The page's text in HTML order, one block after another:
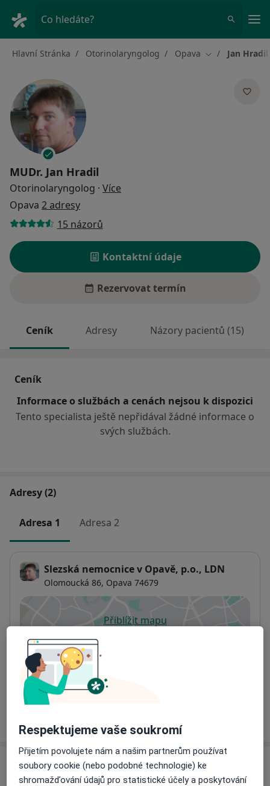
Co hledáte?
Hlavní Stránka Otorinolaryngolog Opava Změna města
Jan Hradil
MUDr. Jan Hradil
Otorinolaryngolog · Více
Opava 2 adresy
15 názorů
Kontaktní údaje
Rezervovat termín
Ceník Adresy Názory pacientů (15)
Ceník
Informace o službách a cenách nejsou k dispozici
Tento specialista ještě nepřidával žádné informace o
svých službách.
Adresy (2)
Adresa 1 Adresa 2
Slezská nemocnice v Opavě, p.o., LDN
Olomoucká 86, Opava 74679
Přiblížit mapuse otevře v nové záložce
Dostupnost
Na této adrese online kalendář není aktivní
Co mám v takové situaci udělat?
o adrese
Názory
Respektujeme vaše soukromí
Přijetím povolujete nám a našim partnerům používat
soubory cookie (nebo podobné technologie) ke
shromažďování údajů pro statistické účely a poskytování